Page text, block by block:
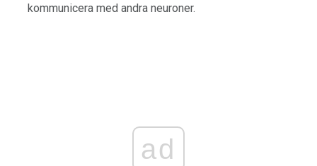
kommunicera med andra neuroner.
ad